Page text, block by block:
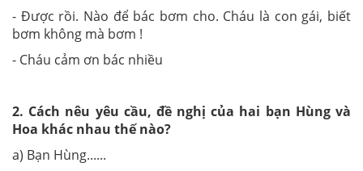
- Được rồi. Nào để bác bơm cho. Cháu là con gái, biết
bơm không mà bơm !
- Cháu cảm ơn bác nhiều
2. Cách nêu yêu cầu, đề nghị của hai bạn Hùng và
Hoa khác nhau thế nào?
a) Bạn Hùng......